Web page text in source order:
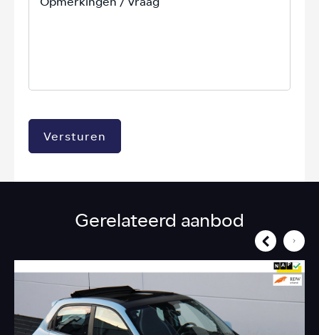
Versturen
Gerelateerd aanbod